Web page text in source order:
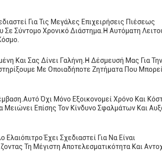
Για Τις Μεγάλες Επιχειρήσεις Πιέσεως
Σε Σύντομο Χρονικό Διάστημα.Η Αυτόματη
Και Σας Δίνει Γαλήνη.Η Δέσμευσή Μας Για Την
Με Οποιαδήποτε Ζητήματα Που
Όχι Μόνο Εξοικονομεί Χρόνο Και
Μειώνει Επίσης Τον Κίνδυνο Σφαλμάτων Και
Έχει Σχεδιαστεί Για Να Είναι
Τη Μέγιστη Αποτελεσματικότητα Και